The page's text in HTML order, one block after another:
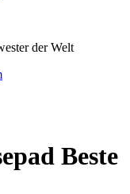
der Welt
Beste